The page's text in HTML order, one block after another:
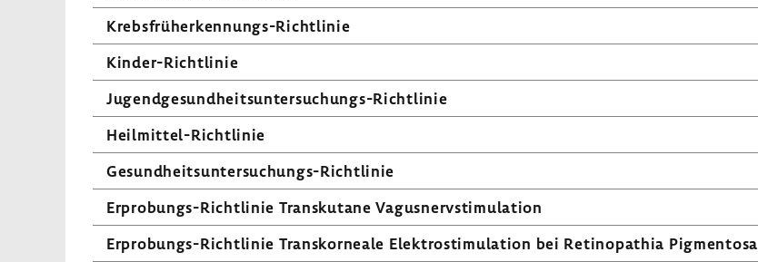
Krebsfrüherkennungs-​Richtlinie
Kinder-​Richtlinie
Jugendgesundheitsuntersuchungs-​Richtlinie
Heilmittel-​Richtlinie
Gesundheitsuntersuchungs-​Richtlinie
Erprobungs-​Richtlinie Trans­ku­tane Vagus­nerv­sti­mu­la­tion
Erprobungs-​Richtlinie Trans­kor­neale Elek­tro­sti­mu­la­tion bei Reti­no­pa­thia Pigmentosa